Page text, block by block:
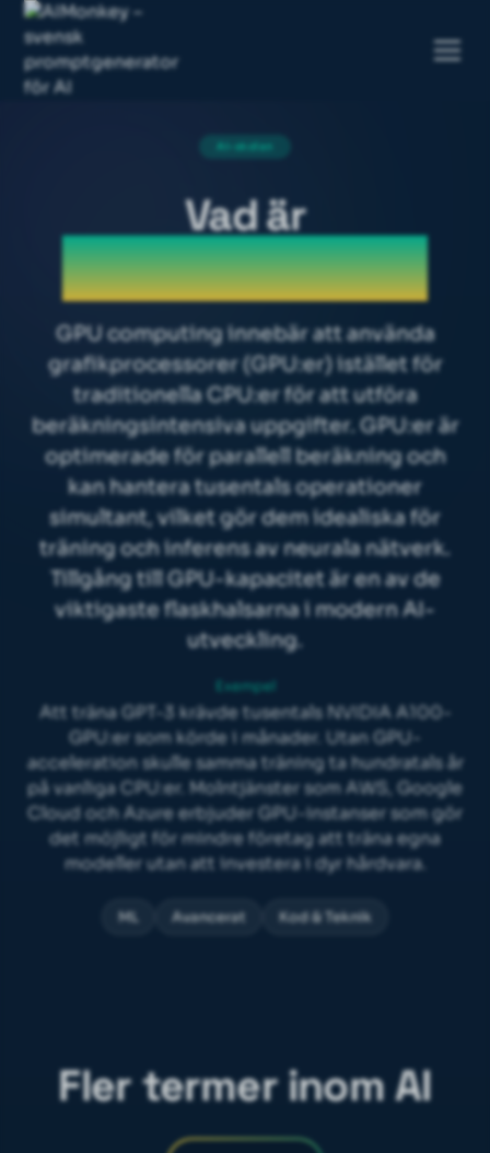
AI-skolan
Vad är
GPU computing
GPU computing innebär att använda
grafikprocessorer (GPU:er) istället för
traditionella CPU:er för att utföra
beräkningsintensiva uppgifter. GPU:er är
optimerade för parallell beräkning och
kan hantera tusentals operationer
simultant, vilket gör dem idealiska för
träning och inferens av neurala nätverk.
Tillgång till GPU-kapacitet är en av de
viktigaste flaskhalsarna i modern AI-
utveckling.
Exempel
Att träna GPT-3 krävde tusentals NVIDIA A100-
GPU:er som körde i månader. Utan GPU-
acceleration skulle samma träning ta hundratals år
på vanliga CPU:er. Molntjänster som AWS, Google
Cloud och Azure erbjuder GPU-instanser som gör
det möjligt för mindre företag att träna egna
modeller utan att investera i dyr hårdvara.
ML Avancerat Kod & Teknik
Fler termer inom AI